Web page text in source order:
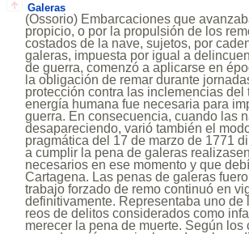
Galeras
(Ossorio) Embarcaciones que
propicio, o por la propulsión de los
costados de la nave, sujetos, por
galeras, impuesta por igual a
de guerra, comenzó a aplicarse en
la obligación de remar durante
protección contra las inclemencias
energía humana fue necesaria para
guerra. En consecuencia, cuando las
desapareciendo, varió también el
pragmática del 17 de marzo de 1771
a cumplir la pena de galeras
necesarios en ese momento y que
Cartagena. Las penas de galeras
trabajo forzado de remo continuó en
definitivamente. Representaba uno
reos de delitos considerados como
merecer la pena de muerte. Según